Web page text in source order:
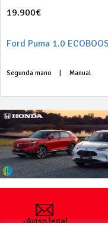
19.900€
Ford Puma 1.0
Segunda mano Manual
-Aviso legal